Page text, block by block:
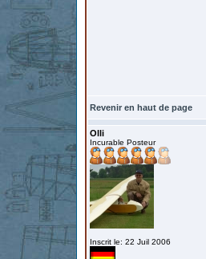
Revenir en haut de page
Olli
Incurable Posteur
Inscrit le: 22 Juil 2006